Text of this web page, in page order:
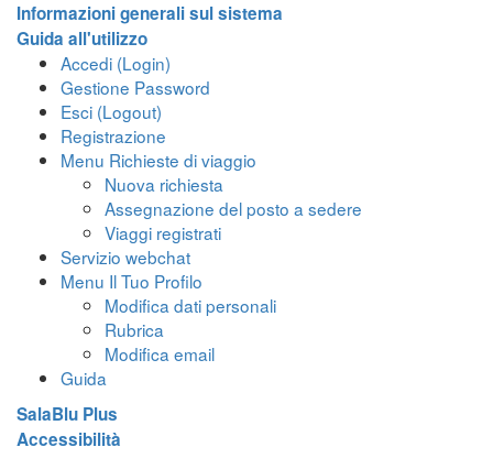
Informazioni generali sul sistema
Guida all'utilizzo
Accedi (Login)
Gestione Password
Esci (Logout)
Registrazione
Menu Richieste di viaggio
Nuova richiesta
Assegnazione del posto a sedere
Viaggi registrati
Servizio webchat
Menu Il Tuo Profilo
Modifica dati personali
Rubrica
Modifica email
Guida
SalaBlu Plus
Accessibilità